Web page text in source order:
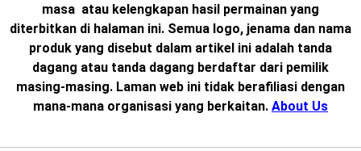
masa atau kelengkapan hasil permainan yang
diterbitkan di halaman ini. Semua logo, jenama dan nama
produk yang disebut dalam artikel ini adalah tanda
dagang atau tanda dagang berdaftar dari pemilik
masing-masing. Laman web ini tidak berafiliasi dengan
mana-mana organisasi yang berkaitan. About Us